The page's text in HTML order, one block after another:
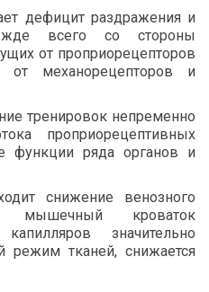
дефицит раздражения и
всего со стороны
от проприорецепторов
механорецепторов и
тренировок непременно
проприорецептивных
функции ряда органов и
снижение венозного
мышечный кроваток
значительно
режим тканей, снижается